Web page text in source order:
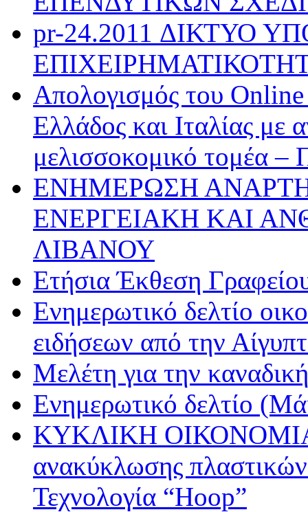
pr-24.2011 ΔΙΚΤΥΟ
Απολογισμός του
Ελλάδος και Ιταλίας με
μελισσοκομικό τομέα –
ΕΝΗΜΕΡΩΣΗ
ΕΝΕΡΓΕΙΑΚΗ ΚΑΙ
ΛΙΒΑΝΟΥ
Ετήσια Έκθεση
Ενημερωτικό δελτίο
ειδήσεων από την
Μελέτη για την
Ενημερωτικό δελτίο
ΚΥΚΛΙΚΗ ΟΙΚΟΝΟΜΙΑ:
ανακύκλωσης
Τεχνολογία “Hoop”